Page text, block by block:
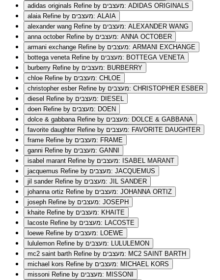
adidas originals
Refine by מעצבים: ADIDAS ORIGINALS
alaia
Refine by מעצבים: ALAIA
alexander wang
Refine by מעצבים: ALEXANDER WANG
anna october
Refine by מעצבים: ANNA OCTOBER
armani exchange
Refine by מעצבים: ARMANI EXCHANGE
bottega veneta
Refine by מעצבים: BOTTEGA VENETA
burberry
Refine by מעצבים: BURBERRY
chloe
Refine by מעצבים: CHLOE
christopher esber
Refine by מעצבים: CHRISTOPHER ESBER
diesel
Refine by מעצבים: DIESEL
doen
Refine by מעצבים: DOEN
dolce & gabbana
Refine by מעצבים: DOLCE & GABBANA
favorite daughter
Refine by מעצבים: FAVORITE DAUGHTER
frame
Refine by מעצבים: FRAME
ganni
Refine by מעצבים: GANNI
isabel marant
Refine by מעצבים: ISABEL MARANT
jacquemus
Refine by מעצבים: JACQUEMUS
jil sander
Refine by מעצבים: JIL SANDER
johanna ortiz
Refine by מעצבים: JOHANNA ORTIZ
joseph
Refine by מעצבים: JOSEPH
khaite
Refine by מעצבים: KHAITE
lacoste
Refine by מעצבים: LACOSTE
loewe
Refine by מעצבים: LOEWE
lululemon
Refine by מעצבים: LULULEMON
mc2 saint barth
Refine by מעצבים: MC2 SAINT BARTH
michael kors
Refine by מעצבים: MICHAEL KORS
missoni
Refine by מעצבים: MISSONI